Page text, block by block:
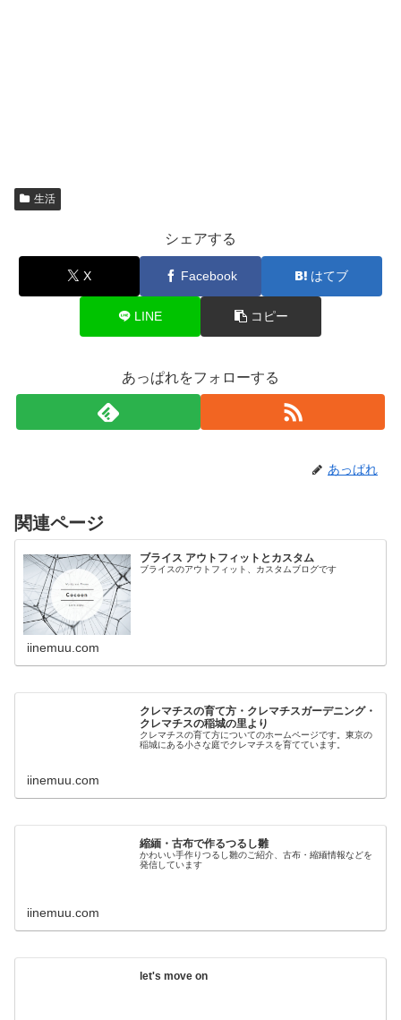
生活
シェアする
X Facebook はてブ
LINE コピー
あっぱれをフォローする
あっぱれ
関連ページ
ブライス アウトフィットとカスタム
ブライスのアウトフィット、カスタムブログです
iinemuu.com
クレマチスの育て方・クレマチスガーデニング・
クレマチスの稲城の里より
クレマチスの育て方についてのホームページです。東京の
稲城にある小さな庭でクレマチスを育てています。
iinemuu.com
縮緬・古布で作るつるし雛
かわいい手作りつるし雛のご紹介、古布・縮緬情報などを
発信しています
iinemuu.com
let's move on